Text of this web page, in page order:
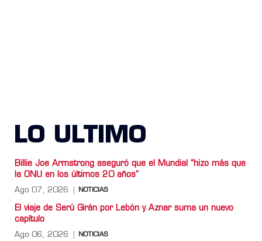
LO ULTIMO
Billie Joe Armstrong aseguró que el Mundial “hizo más que
la ONU en los últimos 20 años”
Ago 07, 2026 NOTICIAS
El viaje de Serú Girán por Lebón y Aznar suma un nuevo
capítulo
Ago 06, 2026 NOTICIAS